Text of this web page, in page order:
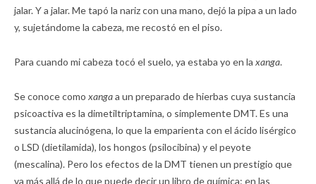
jalar. Y a jalar. Me tapó la nariz con una mano, dejó la pipa a un lado
y, sujetándome la cabeza, me recostó en el piso.
Para cuando mi cabeza tocó el suelo, ya estaba yo en la xanga.
Se conoce como xangaa un preparado de hierbas cuya sustancia
psicoactiva es la dimetiltriptamina, o simplemente DMT. Es una
sustancia alucinógena, lo que la emparienta con el ácido lisérgico
o LSD (dietilamida), los hongos (psilocibina) y el peyote
(mescalina). Pero los efectos de la DMT tienen un prestigio que
va más allá de lo que puede decir un libro de química: en las